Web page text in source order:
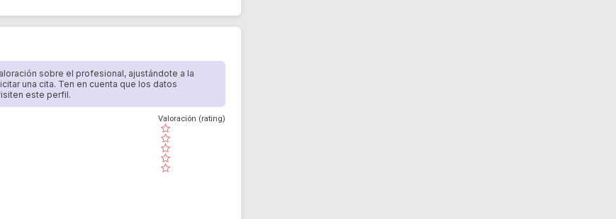
sobre el profesional, ajustándote a la
una cita. Ten en cuenta que los datos
este perfil.
( )
( )
( )
( )
( )
Valoración (rating)